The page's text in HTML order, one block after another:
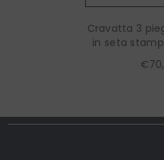
Cravatta 3
in seta